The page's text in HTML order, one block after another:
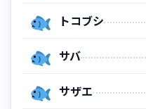
トコブシ
サバ
サザエ